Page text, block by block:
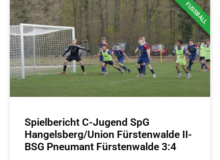
FUSSBALL
Spielbericht C-Jugend SpG
Hangelsberg/Union Fürstenwalde II-
BSG Pneumant Fürstenwalde 3:4